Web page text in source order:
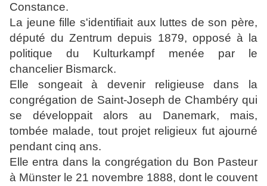
Constance.
La jeune fille s'identifiait aux luttes de son père,
député du Zentrum depuis 1879, opposé à la
politique du Kulturkampf menée par le
chancelier Bismarck.
Elle songeait à devenir religieuse dans la
congrégation de Saint-Joseph de Chambéry qui
se développait alors au Danemark, mais,
tombée malade, tout projet religieux fut ajourné
pendant cinq ans.
Elle entra dans la congrégation du Bon Pasteur
à Münster le 21 novembre 1888, dont le couvent